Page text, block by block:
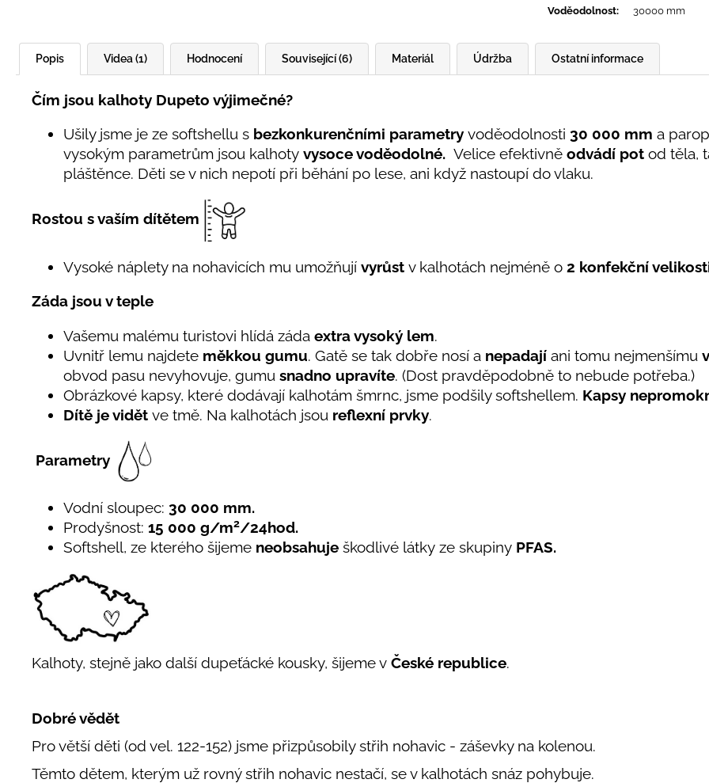
Voděodolnost: 30000 mm
Popis Videa (1) Hodnocení Související (6) Ostatní informace
Materiál Údržba
Čím jsou kalhoty Dupeto výjimečné?
Ušily jsme je ze softshellu s bezkonkurenčními parametry voděodolnosti 30 000 mm a
vysokým parametrům jsou kalhoty vysoce voděodolné. Velice efektivně odvádí pot od těla,
pláštěnce. Děti se v nich nepotí při běhání po lese, ani když nastoupí do vlaku.
Rostou s vaším dítětem
Vysoké náplety na nohavicích mu umožňují vyrůst v kalhotách nejméně o 2 konfekční
Záda jsou v teple
Vašemu malému turistovi hlídá záda extra vysoký lem.
Uvnitř lemu najdete měkkou gumu. Gatě se tak dobře nosí a nepadají ani tomu nejmenšímu
obvod pasu nevyhovuje, gumu snadno upravíte. (Dost pravděpodobně to nebude potřeba.)
Obrázkové kapsy, které dodávají kalhotám šmrnc, jsme podšily softshellem. Kapsy
Dítě je vidět ve tmě. Na kalhotách jsou reflexní prvky.
Parametry
Vodní sloupec: 30 000 mm.
Prodyšnost: 15 000 g/m2/24hod.
Softshell, ze kterého šijeme neobsahuje škodlivé látky ze skupiny PFAS.
Kalhoty, stejně jako další dupeťácké kousky, šijeme v České republice.
Dobré vědět
Pro větší děti (od vel. 122-152) jsme přizpůsobily střih nohavic - záševky na kolenou.
Těmto dětem, kterým už rovný střih nohavic nestačí, se v kalhotách snáz pohybuje.